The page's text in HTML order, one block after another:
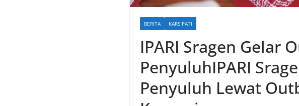
BERITA KARS PATI
IPARI Sragen Gelar
PenyuluhIPARI
Penyuluh Lewat